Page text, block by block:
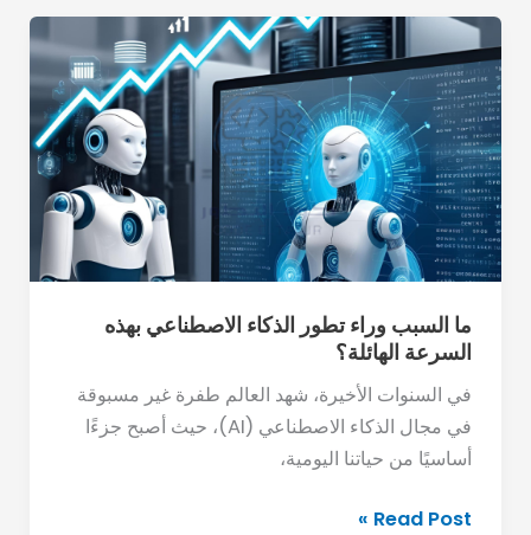
ما السبب وراء تطور الذكاء الاصطناعي بهذه
السرعة الهائلة؟
في السنوات الأخيرة، شهد العالم طفرة غير مسبوقة
في مجال الذكاء الاصطناعي (AI)، حيث أصبح جزءًا
أساسيًا من حياتنا اليومية،
ما
السبب
وراء
تطور
الذكاء
الاصطناعي
بهذه
السرعة
الهائلة؟
Read Post »